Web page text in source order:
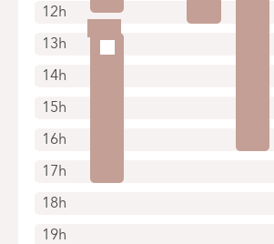
12h
13h
14h
15h
16h
17h
18h
19h